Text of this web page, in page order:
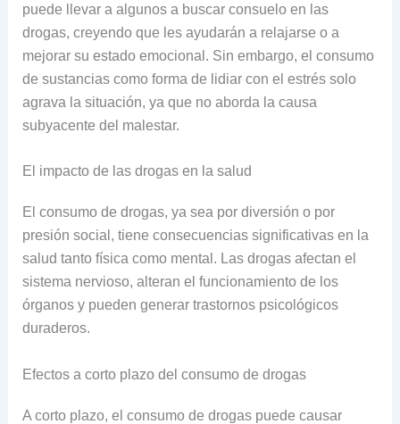
puede llevar a algunos a buscar consuelo en las
drogas, creyendo que les ayudarán a relajarse o a
mejorar su estado emocional. Sin embargo, el consumo
de sustancias como forma de lidiar con el estrés solo
agrava la situación, ya que no aborda la causa
subyacente del malestar.
El impacto de las drogas en la salud
El consumo de drogas, ya sea por diversión o por
presión social, tiene consecuencias significativas en la
salud tanto física como mental. Las drogas afectan el
sistema nervioso, alteran el funcionamiento de los
órganos y pueden generar trastornos psicológicos
duraderos.
Efectos a corto plazo del consumo de drogas
A corto plazo, el consumo de drogas puede causar